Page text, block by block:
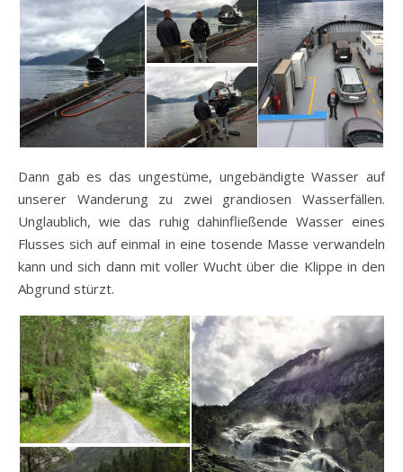
Dann gab es das ungestüme, ungebändigte Wasser auf
unserer Wanderung zu zwei grandiosen Wasserfällen.
Unglaublich, wie das ruhig dahinfließende Wasser eines
Flusses sich auf einmal in eine tosende Masse verwandeln
kann und sich dann mit voller Wucht über die Klippe in den
Abgrund stürzt.